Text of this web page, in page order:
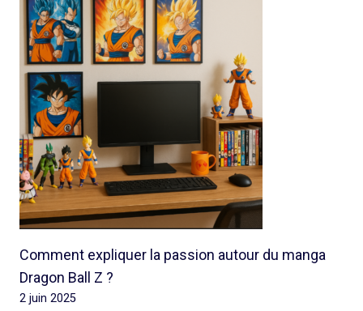
Comment expliquer la passion autour du manga
Dragon Ball Z ?
2 juin 2025